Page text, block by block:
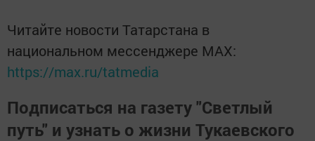
заключил И. Шарипов.
В этом году празднование Науруза приурочено к череде
культурных событий, предваряющих Съезд народов
Татарстана. Главное событие года для национально-
культурных автономий республики пройдет 22 апреля.